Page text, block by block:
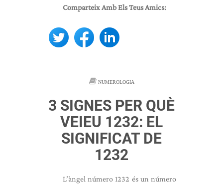
Comparteix Amb Els Teus Amics:
NUMEROLOGIA
3 SIGNES PER QUÈ
VEIEU 1232: EL
SIGNIFICAT DE
1232
L’àngel número 1232 és un número